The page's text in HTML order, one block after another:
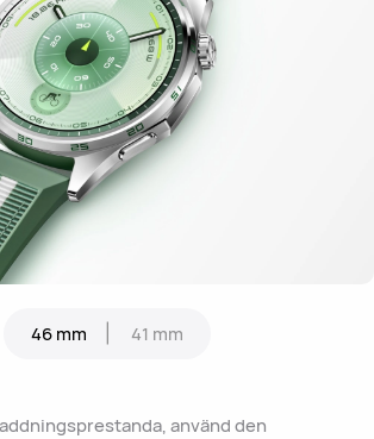
46 mm 41 mm
använd den